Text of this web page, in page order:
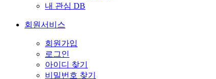
내 관심 DB
회원서비스
회원가입
로그인
아이디 찾기
비밀번호 찾기